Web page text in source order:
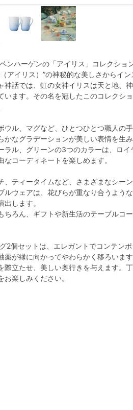
ンハーゲンの「アイリス」コレクシ
アイリス）”の神秘的な美しさからイ
神話では、虹の女神イリスは天と地、
います。その名を冠したこのコレクシ
ウル、マグなど、ひとつひとつ職人の
かなグラデーションが美しい表情を生
ラル、グリーンの3つのカラーは、ロ
なコーディネートを楽しめます。
、ティータイムなど、さまざまなシー
ルウェアは、花びらが重なり合うよう
出します。
ちろん、ギフトや新生活のテーブルコ
2個セットは、エレガントでコンテン
薬が縁に向かってやわらかく移ろいま
際立たせ、美しい奥行きを与えます。
お楽しみください。